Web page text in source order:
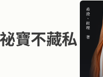
寶不藏私